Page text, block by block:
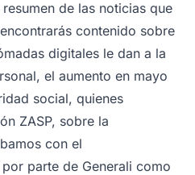
de las noticias que
contenido sobre
digitales le dan a la
el aumento en mayo
social, quienes
ZASP, sobre la
con el
parte de Generali como